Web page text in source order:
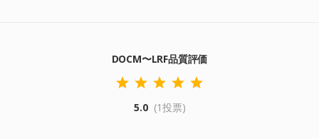
DOCM〜LRF品質評価
5.0 (1投票)